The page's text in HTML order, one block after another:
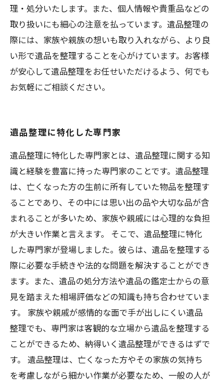
理・処分いたします。また、個人情報や貴重品などの
取り扱いにも細心の注意を払っています。遺品整理の
際には、家族や親族の想いも取り入れながら、より良
い形で遺品を整理することを心がけています。お客様
が安心して遺品整理をお任せいただけるよう、何でも
お気軽にご相談ください。
遺品整理に特化した専門家
遺品整理に特化した専門家とは、遺品整理に関する知
識と経験を豊富に持った専門家のことです。遺品整理
は、亡くなった方の生前に所有していた物品を整理す
ることであり、その中には思い出の品や大切な品が含
まれることが多いため、家族や親戚には心理的な負担
が大きい作業と言えます。 そこで、遺品整理に特化
した専門家が登場しました。彼らは、遺品を整理する
際に必要な手続きや法的な問題を解決することができ
ます。また、遺品の処分方法や遺品の鑑定士からの意
見を踏まえた相場評価などの知識も持ち合わせていま
す。 家族や親戚が感情的な面で手が出しにくい遺品
整理でも、専門家は客観的な立場から遺品を整理する
ことができるため、納得いく遺品整理ができるはずで
す。 遺品整理は、亡くなった方やその家族の気持ち
を考慮しながら細かい作業が必要なため、一般の人が